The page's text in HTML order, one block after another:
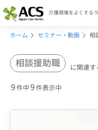
介護現場をよくする
ホーム セミナー・動画 相
相談援助職 に関連
9件中9件表示中